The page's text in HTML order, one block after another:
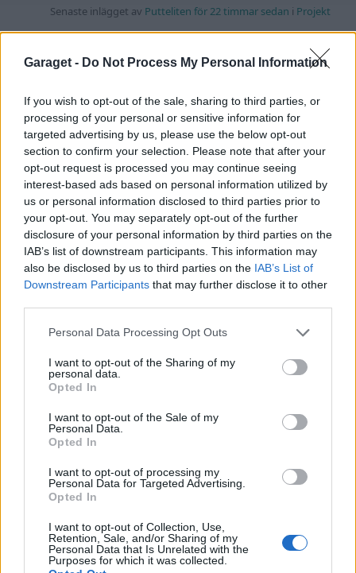
Garaget - Do Not Process My Personal Information
If you wish to opt-out of the sale, sharing to third parties, or
processing of your personal or sensitive information for
targeted advertising by us, please use the below opt-out
section to confirm your selection. Please note that after your
opt-out request is processed you may continue seeing
interest-based ads based on personal information utilized by
us or personal information disclosed to third parties prior to
your opt-out. You may separately opt-out of the further
disclosure of your personal information by third parties on the
IAB’s list of downstream participants. This information may
also be disclosed by us to third parties on the IAB’s List of
Downstream Participants that may further disclose it to other
Personal Data Processing Opt Outs
I want to opt-out of the Sharing of my
personal data.
Opted In
I want to opt-out of the Sale of my
Personal Data.
Opted In
I want to opt-out of processing my
Personal Data for Targeted Advertising.
Opted In
I want to opt-out of Collection, Use,
Retention, Sale, and/or Sharing of my
Personal Data that Is Unrelated with the
Purposes for which it was collected.
Senaste inlägget av Putteliten för 22 timmar sedan i Projekt
Volkswagen Golf MK4 v6 4motion OEM++
med JDM inspiration.
14 svar
Manta b som ska räddas (kaross eller
delar sökes)
Senaste inlägget avTyfors torsdag 23:25iProjekt
Huggern goes big block with 427 ZL-1! 551 svar
Senaste inlägget avhugger69 torsdag 23:01iProjekt
Camaro som bruksbil?! 57 svar
Senaste inlägget avEv_volvo142 torsdag 22:10iProjekt
Volkswagen split bus t1 1962 2559 svar
Senaste inlägget avDr_snuggels torsdag 21:09i Projekt
Senaste inlägget av16vt4m torsdag 19:51
Vw 1956 oval prosjekt 11 svar
Senaste inlägget av
Volvo 245 ?Turbo? 40 svar
Senaste inlägget av
VTi
Senaste inlägget av
Nyaste forumtrådarna
Bestyckningsfundering. Zenith INAT 35/40